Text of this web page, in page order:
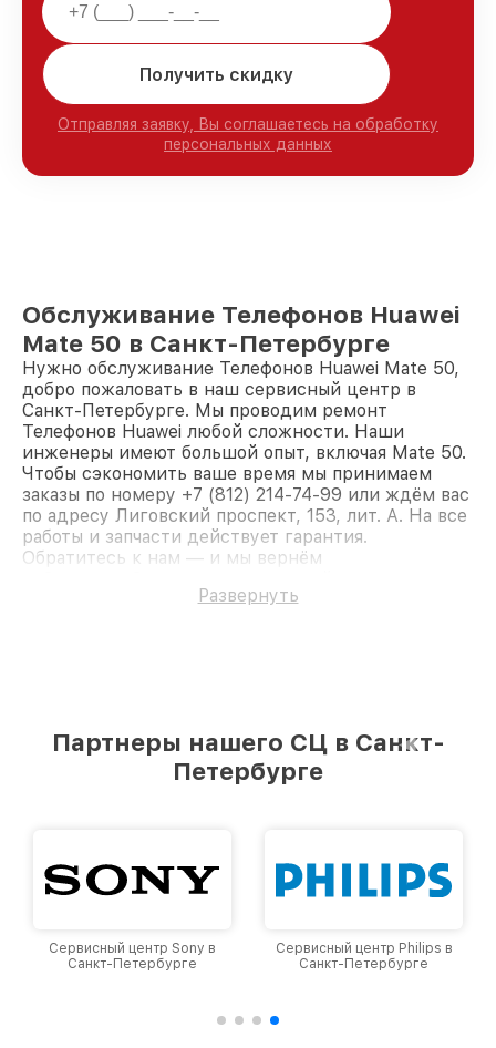
Получить скидку
Отправляя заявку, Вы соглашаетесь на обработку
персональных данных
Обслуживание Телефонов Huawei
Mate 50 в Санкт-Петербурге
Нужно обслуживание Телефонов Huawei Mate 50,
добро пожаловать в наш сервисный центр в
Санкт-Петербурге. Мы проводим ремонт
Телефонов Huawei любой сложности. Наши
инженеры имеют большой опыт, включая Mate 50.
Чтобы сэкономить ваше время мы принимаем
заказы по номеру +7 (812) 214-74-99 или ждём вас
по адресу Лиговский проспект, 153, лит. А. На все
работы и запчасти действует гарантия.
Обратитесь к нам — и мы вернём
Развернуть
Партнеры нашего СЦ в Санкт-
Петербурге
Сервисный центр Sony в
Санкт-Петербурге
Сервисный центр Philips в
Санкт-Петербурге